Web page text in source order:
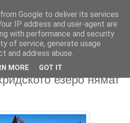
езеро нямат
Google to deliver its services
IP address and user-agent are
with performance and security
of service, generate usage
and address abuse.
MORE GOT IT